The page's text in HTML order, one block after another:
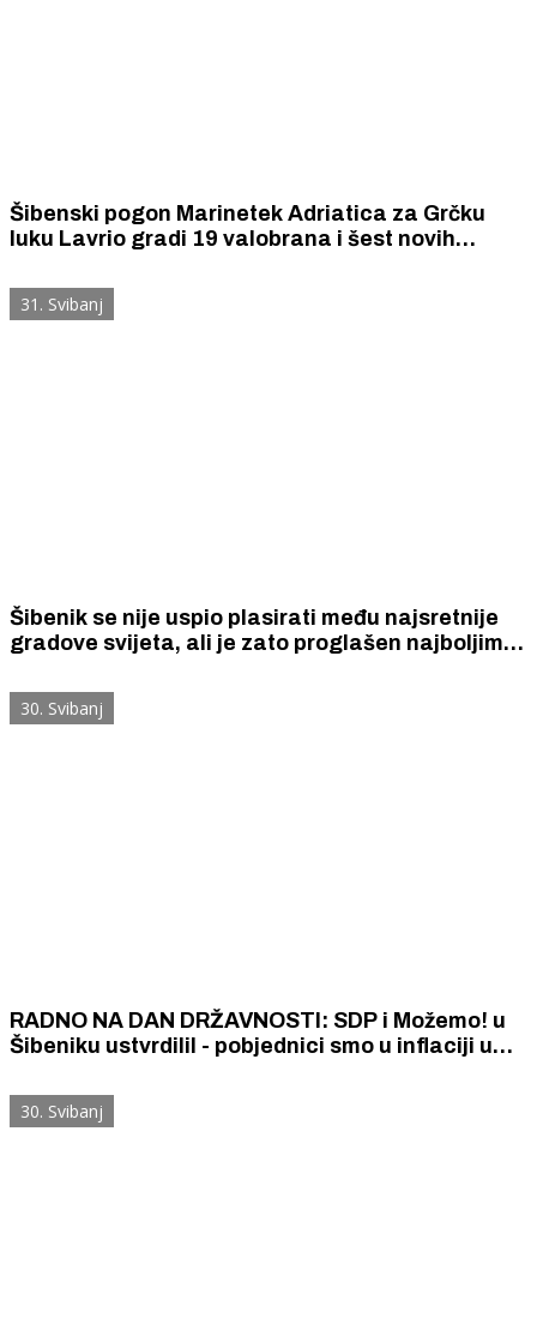
Šibenski pogon Marinetek Adriatica za Grčku
luku Lavrio gradi 19 valobrana i šest novih
pontona dugih gotovo 500 metara.
31. Svibanj
Šibenik se nije uspio plasirati među najsretnije
gradove svijeta, ali je zato proglašen najboljim
30. Svibanj
RADNO NA DAN DRŽAVNOSTI: SDP i Možemo! u
Šibeniku ustvrdiliI - pobjednici smo u inflaciji u
30. Svibanj